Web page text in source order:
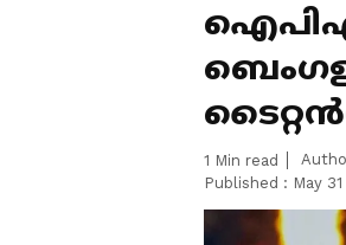
1 Min read
Published : May